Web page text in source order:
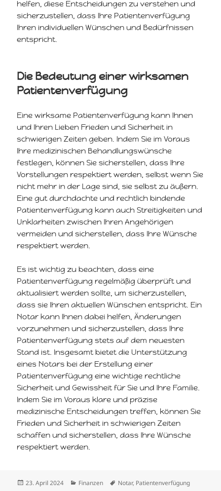
helfen, diese Entscheidungen zu verstehen und
sicherzustellen, dass Ihre Patientenverfügung
Ihren individuellen Wünschen und Bedürfnissen
entspricht.
Die Bedeutung einer wirksamen
Patientenverfügung
Eine wirksame Patientenverfügung kann Ihnen
und Ihren Lieben Frieden und Sicherheit in
schwierigen Zeiten geben. Indem Sie im Voraus
Ihre medizinischen Behandlungswünsche
festlegen, können Sie sicherstellen, dass Ihre
Vorstellungen respektiert werden, selbst wenn Sie
nicht mehr in der Lage sind, sie selbst zu äußern.
Eine gut durchdachte und rechtlich bindende
Patientenverfügung kann auch Streitigkeiten und
Unklarheiten zwischen Ihren Angehörigen
vermeiden und sicherstellen, dass Ihre Wünsche
respektiert werden.
Es ist wichtig zu beachten, dass eine
Patientenverfügung regelmäßig überprüft und
aktualisiert werden sollte, um sicherzustellen,
dass sie Ihren aktuellen Wünschen entspricht. Ein
Notar kann Ihnen dabei helfen, Änderungen
vorzunehmen und sicherzustellen, dass Ihre
Patientenverfügung stets auf dem neuesten
Stand ist. Insgesamt bietet die Unterstützung
eines Notars bei der Erstellung einer
Patientenverfügung eine wichtige rechtliche
Sicherheit und Gewissheit für Sie und Ihre Familie.
Indem Sie im Voraus klare und präzise
medizinische Entscheidungen treffen, können Sie
Frieden und Sicherheit in schwierigen Zeiten
schaffen und sicherstellen, dass Ihre Wünsche
respektiert werden.
Veröffentlicht
23. April 2024 Kategorien
Finanzen Schlagwörter
Notar, Patientenverfügung